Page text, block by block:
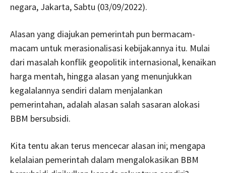
negara, Jakarta, Sabtu (03/09/2022).
Alasan yang diajukan pemerintah pun bermacam-
macam untuk merasionalisasi kebijakannya itu. Mulai
dari masalah konflik geopolitik internasional, kenaikan
harga mentah, hingga alasan yang menunjukkan
kegalalannya sendiri dalam menjalankan
pemerintahan, adalah alasan salah sasaran alokasi
BBM bersubsidi.
Kita tentu akan terus mencecar alasan ini; mengapa
kelalaian pemerintah dalam mengalokasikan BBM